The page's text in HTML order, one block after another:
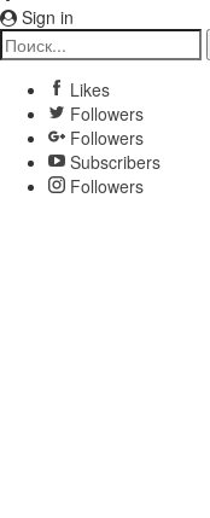
Sign in
Likes
Followers
Followers
Subscribers
Followers